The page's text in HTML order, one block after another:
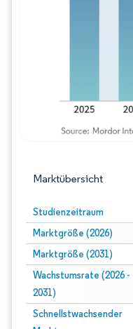
Marktübersicht
Studienzeitraum
Marktgröße (2026)
Marktgröße (2031)
Wachstumsrate (2026 -
2031)
Schnellstwachsender